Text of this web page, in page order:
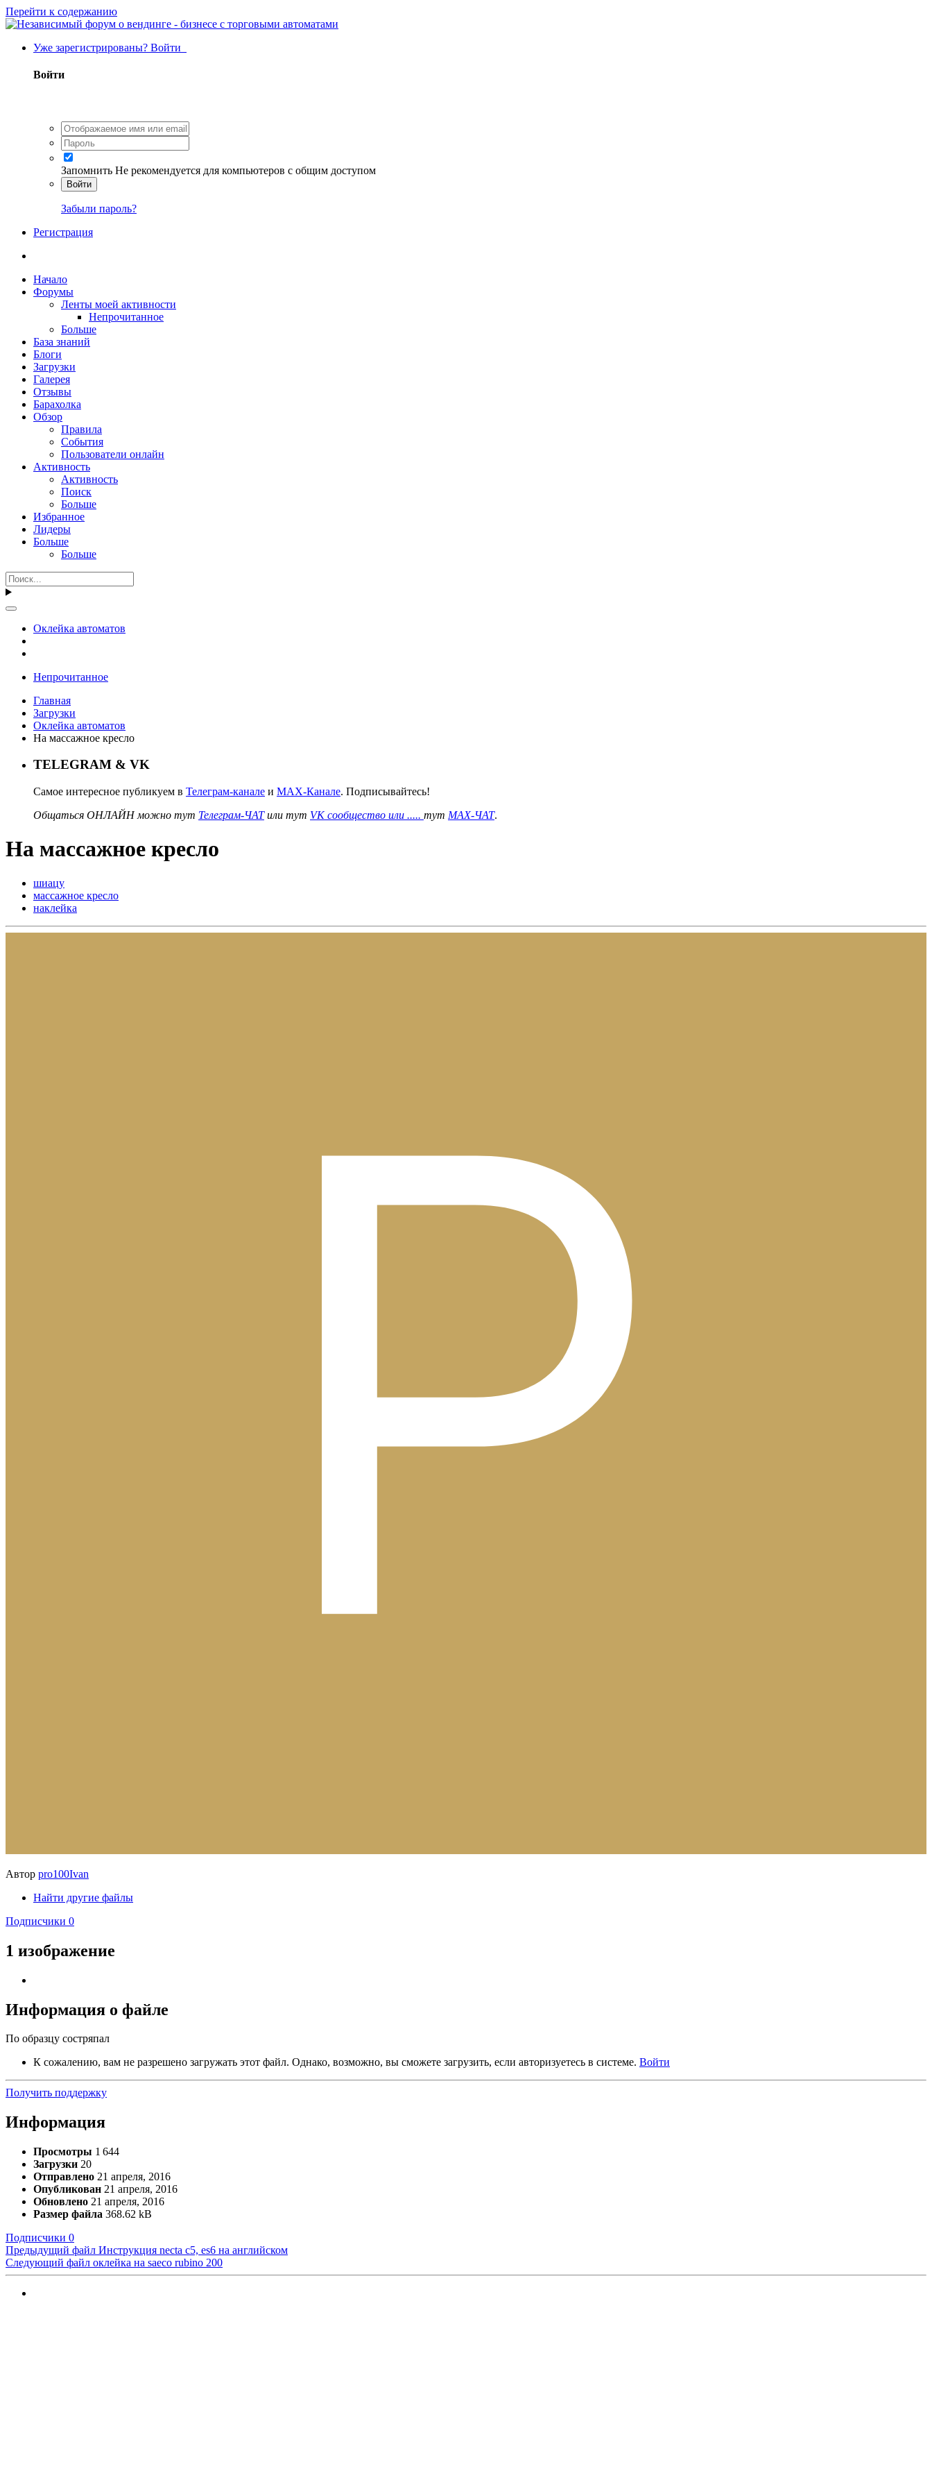
Перейти к содержанию
Уже зарегистрированы? Войти
Войти
Запомнить Не рекомендуется для компьютеров с общим доступом
Войти
Забыли пароль?
Регистрация
Начало
Форумы
Ленты моей активности
Непрочитанное
Больше
База знаний
Блоги
Загрузки
Галерея
Отзывы
Барахолка
Обзор
Правила
События
Пользователи онлайн
Активность
Активность
Поиск
Больше
Избранное
Лидеры
Больше
Больше
Оклейка автоматов
Непрочитанное
Главная
Загрузки
Оклейка автоматов
На массажное кресло
TELEGRAM & VK
Самое интересное публикуем в Телеграм-канале и MAX-Канале. Подписывайтесь!
Общаться ОНЛАЙН можно тут Телеграм-ЧАТили тут VK сообщество или ..... тут MAX-ЧАТ.
На массажное кресло
шиацу
массажное кресло
наклейка
Автор pro100Ivan
Найти другие файлы
Подписчики 0
1 изображение
Информация о файле
По образцу состряпал
К сожалению, вам не разрешено загружать этот файл. Однако, возможно, вы сможете загрузить, если авторизуетесь в системе. Войти
Получить поддержку
Информация
Просмотры 1 644
Загрузки 20
Отправлено 21 апреля, 2016
Опубликован 21 апреля, 2016
Обновлено 21 апреля, 2016
Размер файла 368.62 kB
Подписчики 0
Предыдущий файл Инструкция necta c5, es6 на английском
Следующий файл оклейка на saeco rubino 200